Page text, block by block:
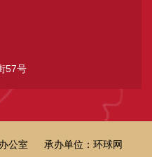
57号
公室 承办单位：环球网